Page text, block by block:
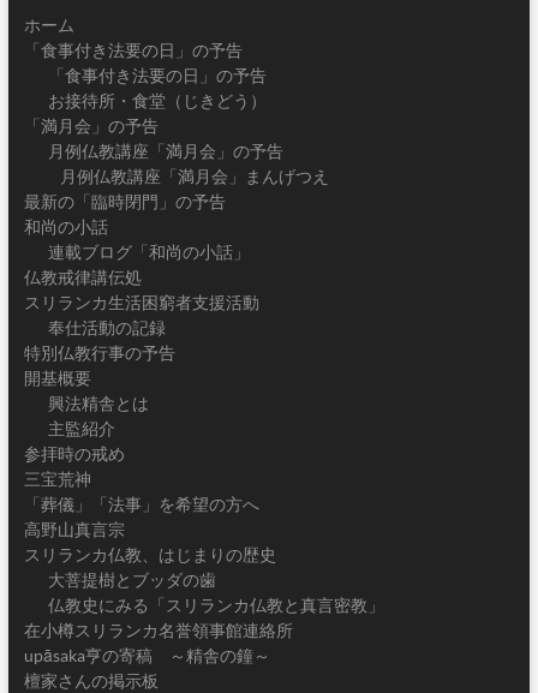
ホーム
「食事付き法要の日」の予告
「食事付き法要の日」の予告
お接待所・食堂（じきどう）
「満月会」の予告
月例仏教講座「満月会」の予告
月例仏教講座「満月会」まんげつえ
最新の「臨時閉門」の予告
和尚の小話
連載ブログ「和尚の小話」
仏教戒律講伝処
スリランカ生活困窮者支援活動
奉仕活動の記録
特別仏教行事の予告
開基概要
興法精舎とは
主監紹介
参拝時の戒め
三宝荒神
「葬儀」「法事」を希望の方へ
高野山真言宗
スリランカ仏教、はじまりの歴史
大菩提樹とブッダの歯
仏教史にみる「スリランカ仏教と真言密教」
在小樽スリランカ名誉領事館連絡所
upāsaka亨の寄稿 ～精舎の鐘～
檀家さんの掲示板